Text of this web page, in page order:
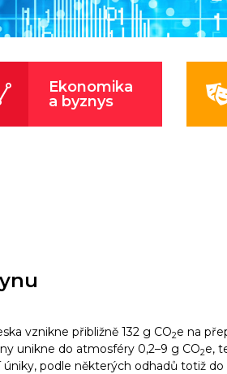
Ekonomika
a byznys
vznikne přibližně 132 g CO2e na
unikne do atmosféry 0,2–9 g CO2e,
podle některých odhadů totiž do